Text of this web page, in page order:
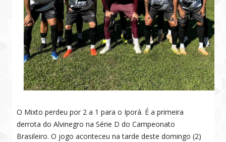
O Mixto perdeu por 2 a 1 para o Iporá. É a primeira
derrota do Alvinegro na Série D do Campeonato
Brasileiro. O jogo aconteceu na tarde deste domingo (2)